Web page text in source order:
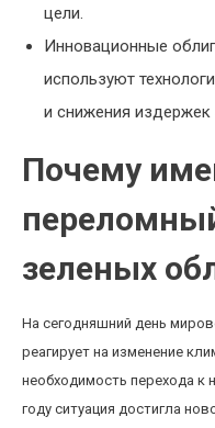
цели.
Инновационные
используют
и снижения издержек
Почему
зеленых
На сегодняшний день
реагирует на изменение
необходимость перехода к
году ситуация достигла